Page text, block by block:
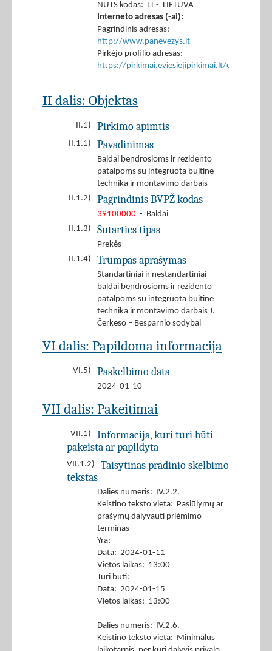
NUTS kodas: LT - LIETUVA
Interneto adresas (-ai):
Pagrindinis adresas:
http://www.panevezys.lt
Pirkėjo profilio adresas:
https://pirkimai.eviesiejipirkimai.lt/ctm/
II dalis: Objektas
II.1) Pirkimo apimtis
II.1.1) Pavadinimas
Baldai bendrosioms ir rezidento
patalpoms su integruota buitine
technika ir montavimo darbais
II.1.2)
Pagrindinis BVPŽ kodas
39100000 - Baldai
II.1.3)
Sutarties tipas
Prekės
II.1.4)
Trumpas aprašymas
Standartiniai ir nestandartiniai
baldai bendrosioms ir rezidento
patalpoms su integruota buitine
technika ir montavimo darbais J.
Čerkeso – Besparnio sodybai
VI dalis: Papildoma informacija
VI.5) Paskelbimo data
2024-01-10
VII dalis: Pakeitimai
VII.1)
Informacija, kuri turi būti
pakeista ar papildyta
VII.1.2)
Taisytinas pradinio skelbimo
tekstas
Dalies numeris: IV.2.2.
Keistino teksto vieta: Pasiūlymų ar
prašymų dalyvauti priėmimo
terminas
Yra:
Data: 2024-01-11
Vietos laikas: 13:00
Turi būti:
Data: 2024-01-15
Vietos laikas: 13:00
Dalies numeris: IV.2.6.
Keistino teksto vieta: Minimalus